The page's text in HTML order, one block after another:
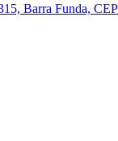
Barra Funda, CEP